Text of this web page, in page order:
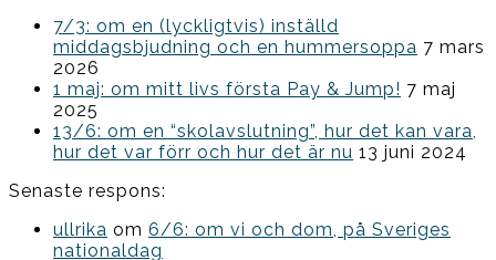
7/3: om en (lyckligtvis) inställd
middagsbjudning och en hummersoppa 7 mars
2026
1 maj: om mitt livs första Pay & Jump! 7 maj
2025
13/6: om en “skolavslutning”, hur det kan vara,
hur det var förr och hur det är nu 13 juni 2024
Senaste respons:
ullrika om 6/6: om vi och dom, på Sveriges
nationaldag